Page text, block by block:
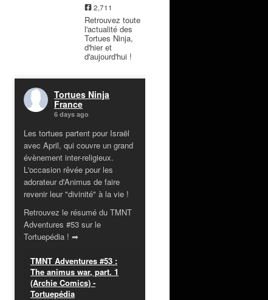
2,711
Retrouvez toute
l'actualité des
Tortues Ninja,
d'hier et
d'aujourd'hui !
Tortues Ninja
France
6 days ago
Les tortues partent pour Israël
avec April, qui couvre un grand
évènement inter-religieux.
L'occasion rêvée pour les
adorateur d'Animus de faire
revenir leur "divinité" à la vie !
Retrouvez le résumé du TMNT
Adventures #53 sur le
Tortuepédia ! ➡
TMNT Adventures #53 :
The animus war, part. 1
(Archie Comics) -
Tortuepédia